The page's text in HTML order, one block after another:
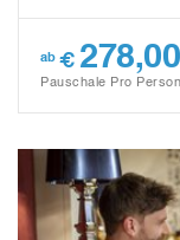
ab € 278,00
Pauschale Pro Person